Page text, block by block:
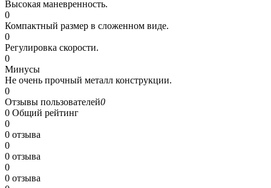
Высокая маневренность.
0
Компактный размер в сложенном виде.
0
Регулировка скорости.
0
Минусы
Не очень прочный металл конструкции.
0
Отзывы пользователей0
0 Общий рейтинг
0
0 отзыва
0
0 отзыва
0
0 отзыва